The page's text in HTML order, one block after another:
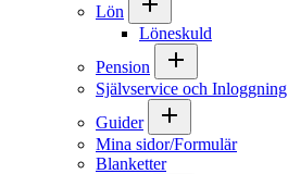
Lön
Löneskuld
Pension
Självservice och Inloggning
Guider
Mina sidor/Formulär
Blanketter